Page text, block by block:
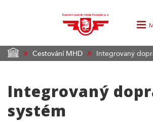
Cestování MHD Integrovaný
Integrovaný
systém